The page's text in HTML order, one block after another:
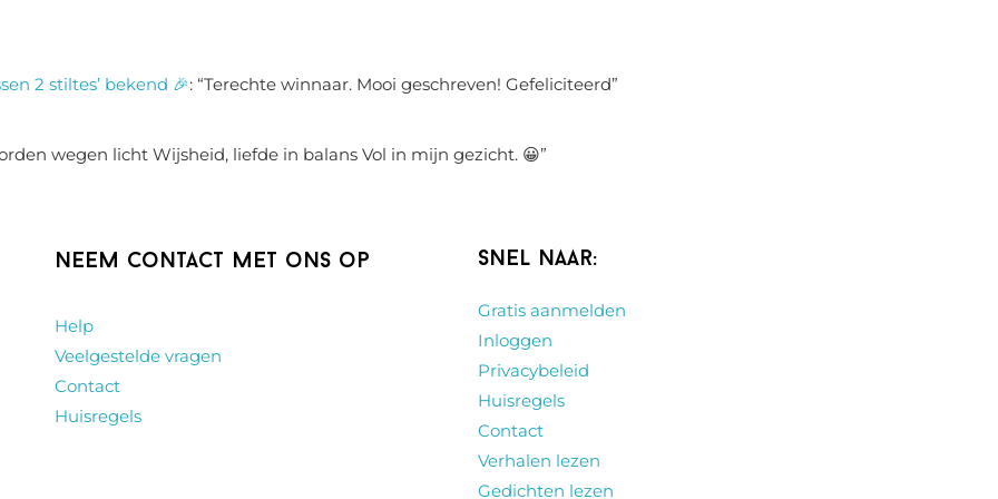
2 stiltes’ bekend 🎉: “Terechte winnaar. Mooi geschreven! Gefeliciteerd”
wegen licht Wijsheid, liefde in balans Vol in mijn gezicht. 😀”
Neem contact met ons op
Help
Veelgestelde vragen
Contact
Huisregels
Snel naar:
Gratis aanmelden
Inloggen
Privacybeleid
Huisregels
Contact
Verhalen lezen
Gedichten lezen